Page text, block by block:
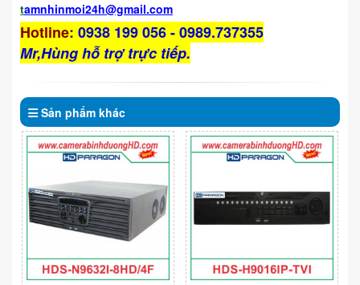
tamnhinmoi24h@gmail.com
Hotline: 0938 199 056 - 0989.737355
Mr,Hùng hỗ trợ trực tiếp.
Sản phẩm khác